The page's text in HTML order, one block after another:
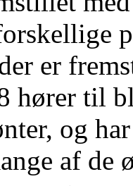
er
hører til
og
af de